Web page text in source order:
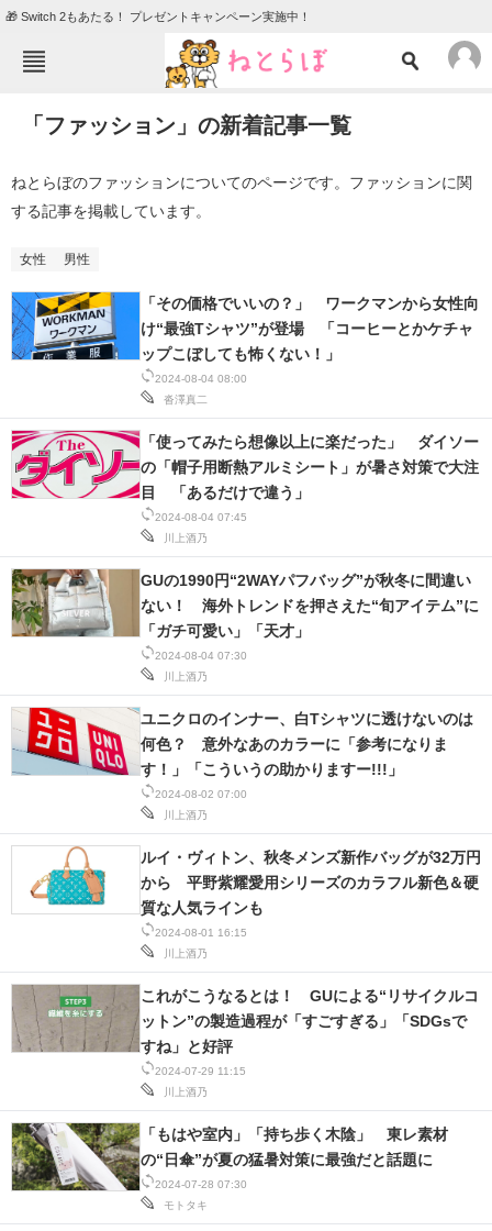
🎁 Switch 2もあたる！ プレゼントキャンペーン実施中！
TOP ニュース
グルメ
住まい
動物 リサーチ
会員記事
注目記事を集めた総合ページ
ITの今と未来を見通す
スマホと通信の最新トレンド
進化するPCとデバイスの未来
好きが集まる 比べて選べる
ビジネスと働き方のヒント
AI活用のいまが分かる
企業ITのトレンドを詳説
経営リーダーのコミュニティ
マーケ×ITの今がよく分かる
ITエンジニア向け専門サイト
企業向けIT製品の総合サイト
IT製品の技術・比較・事例
製造業のIT導入・活用を支援
モノづくり技術者専門サイト
エレクトロニクス専門サイト
電子設計の基本と応用
「ファッション」の新着記事一覧
ねとらぼのファッションについてのページです。ファッションに関
する記事を掲載しています。
女性 男性
2024-08-04 08:00
沓澤真二
「その価格でいいの？」 ワークマンから女性向
け“最強Tシャツ”が登場 「コーヒーとかケチャ
ップこぼしても怖くない！」
2024-08-04 07:45
川上酒乃
「使ってみたら想像以上に楽だった」 ダイソー
の「帽子用断熱アルミシート」が暑さ対策で大注
目 「あるだけで違う」
2024-08-04 07:30
川上酒乃
GUの1990円“2WAYパフバッグ”が秋冬に間違い
ない！ 海外トレンドを押さえた“旬アイテム”に
「ガチ可愛い」「天才」
2024-08-02 07:00
川上酒乃
ユニクロのインナー、白Tシャツに透けないのは
何色？ 意外なあのカラーに「参考になりま
す！」「こういうの助かりますー!!!」
2024-08-01 16:15
川上酒乃
ルイ・ヴィトン、秋冬メンズ新作バッグが32万円
から 平野紫耀愛用シリーズのカラフル新色＆硬
質な人気ラインも
2024-07-29 11:15
川上酒乃
これがこうなるとは！ GUによる“リサイクルコ
ットン”の製造過程が「すごすぎる」「SDGsで
すね」と好評
2024-07-28 07:30
モトタキ
「もはや室内」「持ち歩く木陰」 東レ素材
の“日傘”が夏の猛暑対策に最強だと話題に